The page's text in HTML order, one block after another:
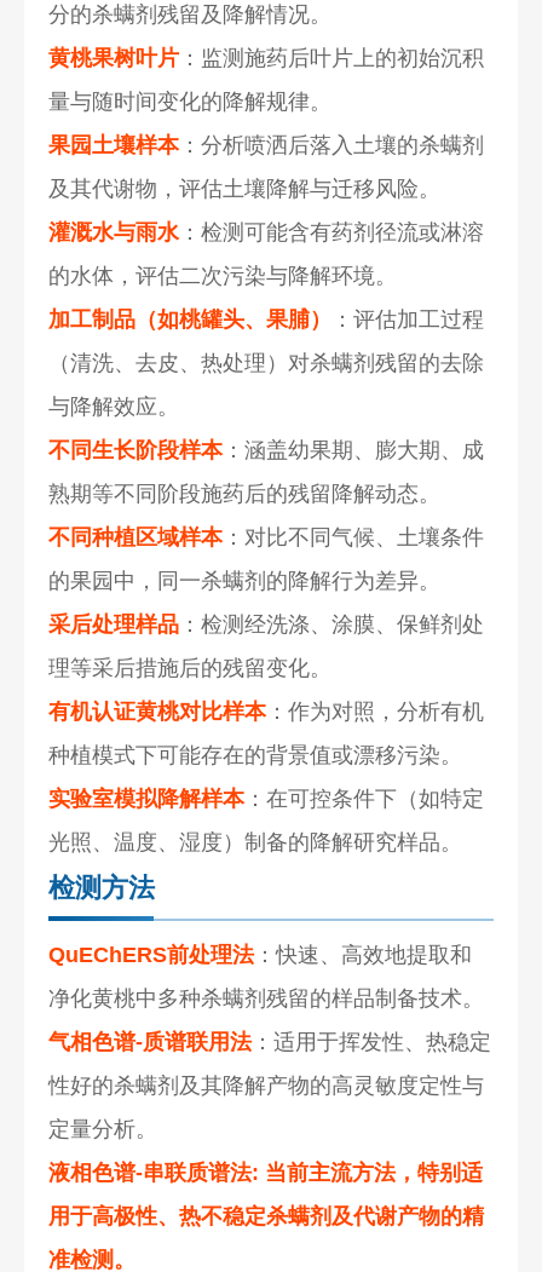
分的杀螨剂残留及降解情况。
黄桃果树叶片 ：监测施药后叶片上的初始沉积
量与随时间变化的降解规律。
果园土壤样本：分析喷洒后落入土壤的杀螨剂
及其代谢物，评估土壤降解与迁移风险。
灌溉水与雨水：检测可能含有药剂径流或淋溶
的水体，评估二次污染与降解环境。
加工制品（如桃罐头、果脯）
：评估加工过程
（清洗、去皮、热处理）对杀螨剂残留的去除
与降解效应。
不同生长阶段样本：涵盖幼果期、膨大期、成
熟期等不同阶段施药后的残留降解动态。
不同种植区域样本：对比不同气候、土壤条件
的果园中，同一杀螨剂的降解行为差异。
采后处理样品 ：检测经洗涤、涂膜、保鲜剂处
理等采后措施后的残留变化。
有机认证黄桃对比样本：作为对照，分析有机
种植模式下可能存在的背景值或漂移污染。
实验室模拟降解样本：在可控条件下（如特定
光照、温度、湿度）制备的降解研究样品。
检测方法
QuEChERS前处理法：快速、高效地提取和
净化黄桃中多种杀螨剂残留的样品制备技术。
气相色谱-质谱联用法：适用于挥发性、热稳定
性好的杀螨剂及其降解产物的高灵敏度定性与
定量分析。
液相色谱-串联质谱法: 当前主流方法，特别适
用于高极性、热不稳定杀螨剂及代谢产物的精
准检测。